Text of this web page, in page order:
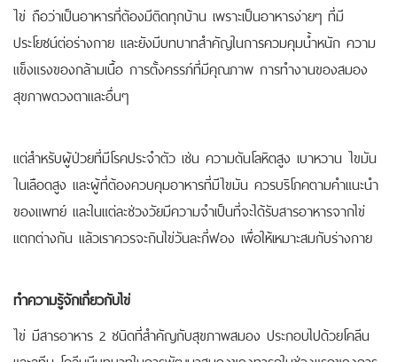
ไข่ ถือว่าเป็นอาหารที่ต้องมีติดทุกบ้าน เพราะเป็นอาหารง่ายๆ ที่มี
ประโยชน์ต่อร่างกาย และยังมีบทบาทสำคัญในการควมคุมน้ำหนัก ความ
แข็งแรงของกล้ามเนื้อ การตั้งครรภ์ที่มีคุณภาพ การทำงานของสมอง
สุขภาพดวงตาและอื่นๆ
แต่สำหรับผู้ป่วยที่มีโรคประจำตัว เช่น ความดันโลหิตสูง เบาหวาน ไขมัน
ในเลือดสูง และผู้ที่ต้องควบคุมอาหารที่มีไขมัน ควรบริโภคตามคำแนะนำ
ของแพทย์ และในแต่ละช่วงวัยมีความจำเป็นที่จะได้รับสารอาหารจากไข่
แตกต่างกัน แล้วเราควรจะกินไข่วันละกี่ฟอง เพื่อให้เหมาะสมกับร่างกาย
ทำความรู้จักเกี่ยวกับไข่
ไข่ มีสารอาหาร 2 ชนิดที่สำคัญกับสุขภาพสมอง ประกอบไปด้วยโคลีน